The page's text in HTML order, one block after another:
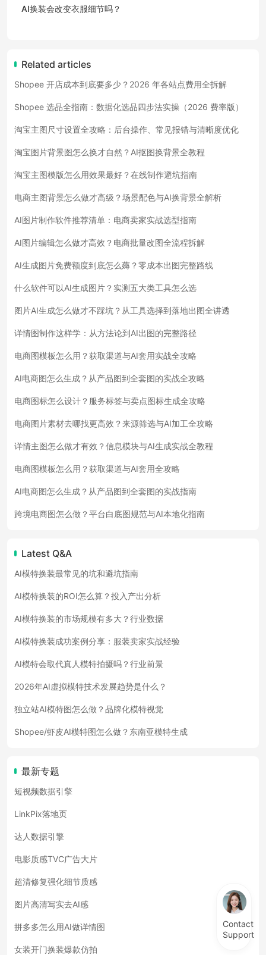
AI换装会改变衣服细节吗？
Related articles
Shopee 开店成本到底要多少？2026 年各站点费用全拆解
Shopee 选品全指南：数据化选品四步法实操（2026 费率版）
淘宝主图尺寸设置全攻略：后台操作、常见报错与清晰度优化
淘宝图片背景图怎么换才自然？AI抠图换背景全教程
淘宝主图模版怎么用效果最好？在线制作避坑指南
电商主图背景怎么做才高级？场景配色与AI换背景全解析
AI图片制作软件推荐清单：电商卖家实战选型指南
AI图片编辑怎么做才高效？电商批量改图全流程拆解
AI生成图片免费额度到底怎么薅？零成本出图完整路线
什么软件可以AI生成图片？实测五大类工具怎么选
图片AI生成怎么做才不踩坑？从工具选择到落地出图全讲透
详情图制作这样学：从方法论到AI出图的完整路径
电商图模板怎么用？获取渠道与AI套用实战全攻略
AI电商图怎么生成？从产品图到全套图的实战全攻略
电商图标怎么设计？服务标签与卖点图标生成全攻略
电商图片素材去哪找更高效？来源筛选与AI加工全攻略
详情主图怎么做才有效？信息模块与AI生成实战全教程
电商图模板怎么用？获取渠道与AI套用全攻略
AI电商图怎么生成？从产品图到全套图的实战指南
跨境电商图怎么做？平台白底图规范与AI本地化指南
Latest Q&A
AI模特换装最常见的坑和避坑指南
AI模特换装的ROI怎么算？投入产出分析
AI模特换装的市场规模有多大？行业数据
AI模特换装成功案例分享：服装卖家实战经验
AI模特会取代真人模特拍摄吗？行业前景
2026年AI虚拟模特技术发展趋势是什么？
独立站AI模特图怎么做？品牌化模特视觉
Shopee/虾皮AI模特图怎么做？东南亚模特生成
最新专题
短视频数据引擎
LinkPix落地页
达人数据引擎
电影质感TVC广告大片
超清修复强化细节质感
图片高清写实去AI感
拼多多怎么用AI做详情图
女装开门换装爆款仿拍
Contact
Support